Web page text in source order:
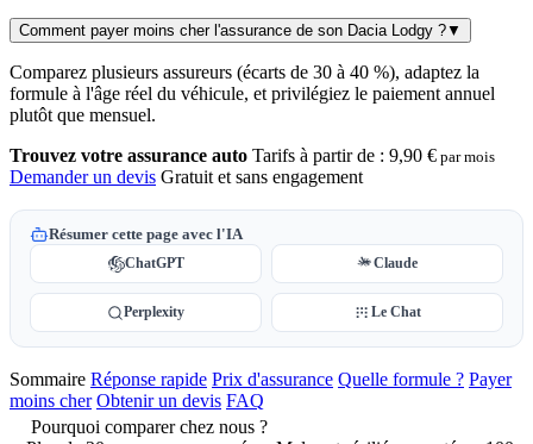
Comment payer moins cher l'assurance de son Dacia Lodgy ?▼
Comparez plusieurs assureurs (écarts de 30 à 40 %), adaptez la
formule à l'âge réel du véhicule, et privilégiez le paiement annuel
plutôt que mensuel.
Trouvez votre assurance auto Tarifs à partir de : 9,90 € par mois
Demander un devis Gratuit et sans engagement
Résumer cette page avec l'IA
ChatGPT Claude
Perplexity Le Chat
Sommaire Réponse rapide Prix d'assurance Quelle formule ? Payer
moins cher Obtenir un devis FAQ
Pourquoi comparer chez nous ?